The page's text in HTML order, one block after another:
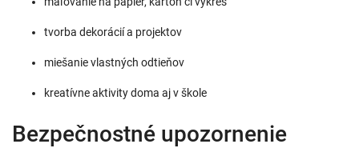
tvorba dekorácií a projektov
miešanie vlastných odtieňov
kreatívne aktivity doma aj v škole
Bezpečnostné upozornenie